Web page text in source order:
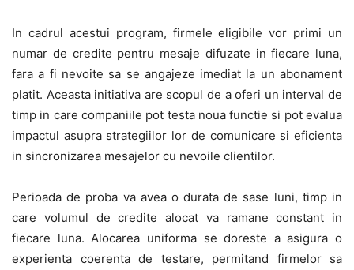
In cadrul acestui program, firmele eligibile vor primi un
numar de credite pentru mesaje difuzate in fiecare luna,
fara a fi nevoite sa se angajeze imediat la un abonament
platit. Aceasta initiativa are scopul de a oferi un interval de
timp in care companiile pot testa noua functie si pot evalua
impactul asupra strategiilor lor de comunicare si eficienta
in sincronizarea mesajelor cu nevoile clientilor.
Perioada de proba va avea o durata de sase luni, timp in
care volumul de credite alocat va ramane constant in
fiecare luna. Alocarea uniforma se doreste a asigura o
experienta coerenta de testare, permitand firmelor sa